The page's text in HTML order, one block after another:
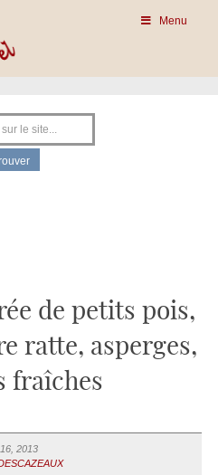
Menu
de petits pois,
ratte, asperges,
fraîches
2013